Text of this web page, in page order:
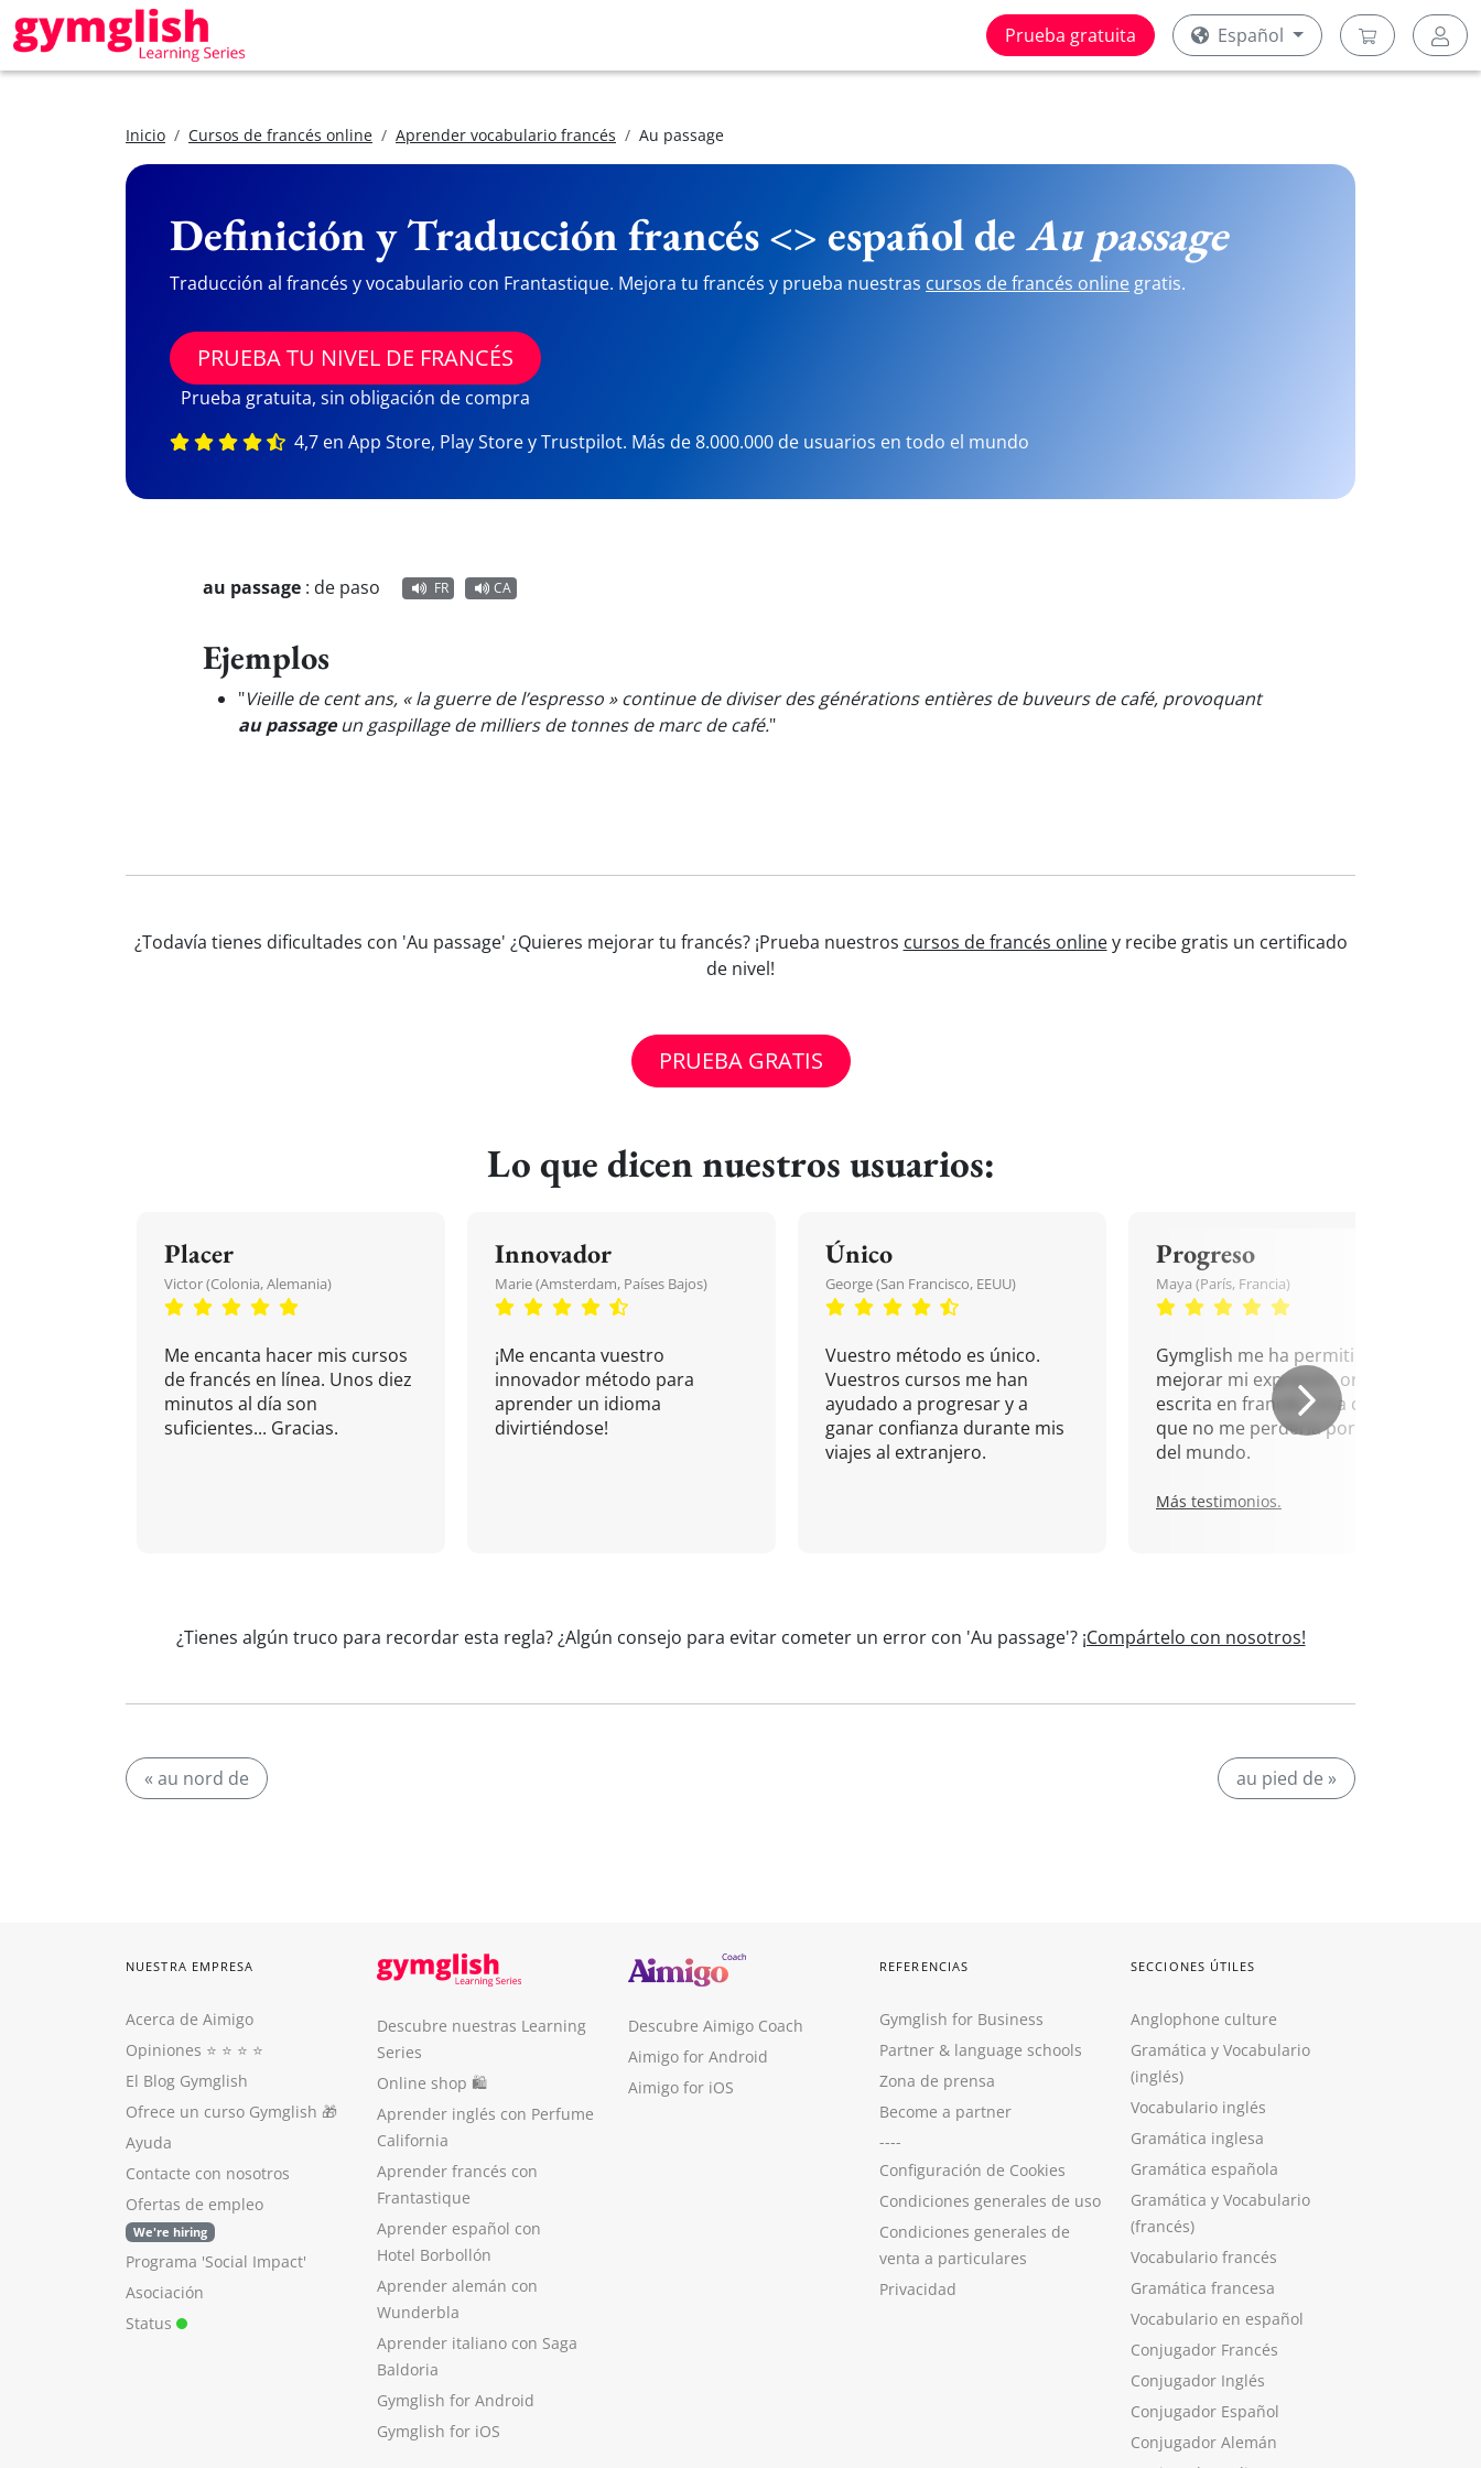
Prueba gratuita Español
Inicio Cursos de francés online Aprender vocabulario francés Au passage
Definición y Traducción francés <> español deAu passage
Traducción al francés y vocabulario con Frantastique. Mejora tu francés y prueba nuestras cursos de francés online gratis.
PRUEBA TU NIVEL DE FRANCÉS
Prueba gratuita, sin obligación de compra
4,7 en App Store, Play Store y Trustpilot. Más de 8.000.000 de usuarios en todo el mundo
au passage : de paso FR CA
Ejemplos
"Vieille de cent ans, « la guerre de l’espresso » continue de diviser des générations entières de buveurs de café, provoquant
au passageun gaspillage de milliers de tonnes de marc de café."
¿Todavía tienes dificultades con 'Au passage' ¿Quieres mejorar tu francés? ¡Prueba nuestros cursos de francés onliney recibe gratis un certificado
de nivel!
PRUEBA GRATIS
Lo que dicen nuestros usuarios:
Placer
Victor (Colonia, Alemania)
Me encanta hacer mis cursos
de francés en línea. Unos diez
minutos al día son
suficientes... Gracias.
Innovador
Marie (Amsterdam, Países Bajos)
¡Me encanta vuestro
innovador método para
aprender un idioma
divirtiéndose!
Único
George (San Francisco, EEUU)
Vuestro método es único.
Vuestros cursos me han
ayudado a progresar y a
ganar confianza durante mis
viajes al extranjero.
Progreso
Maya (París, Francia)
Gymglish me ha permitido
mejorar mi expresión oral y
escrita en francés. Una cita
que no me perdería por nada
del mundo.
Más testimonios.
¿Tienes algún truco para recordar esta regla? ¿Algún consejo para evitar cometer un error con 'Au passage'? ¡Compártelo con nosotros!
« au nord de au pied de »
NUESTRA EMPRESA
Acerca de Aimigo
Opiniones ⭐️ ⭐️ ⭐️ ⭐️
El Blog Gymglish
Ofrece un curso Gymglish 🎁
Ayuda
Contacte con nosotros
Ofertas de empleo
We're hiring
Programa 'Social Impact'
Asociación
Status
Descubre nuestras Learning
Series
Online shop 🛍
Aprender inglés con Perfume
California
Aprender francés con
Frantastique
Aprender español con
Hotel Borbollón
Aprender alemán con
Wunderbla
Aprender italiano con Saga
Baldoria
Gymglish for Android
Gymglish for iOS
Descubre Aimigo Coach
Aimigo for Android
Aimigo for iOS
REFERENCIAS
Gymglish for Business
Partner & language schools
Zona de prensa
Become a partner
----
Configuración de Cookies
Condiciones generales de uso
Condiciones generales de
venta a particulares
Privacidad
SECCIONES ÚTILES
Anglophone culture
Gramática y Vocabulario
(inglés)
Vocabulario inglés
Gramática inglesa
Gramática española
Gramática y Vocabulario
(francés)
Vocabulario francés
Gramática francesa
Vocabulario en español
Conjugador Francés
Conjugador Inglés
Conjugador Español
Conjugador Alemán